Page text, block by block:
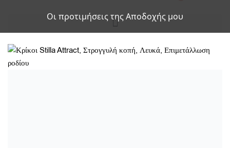
Οι προτιμήσεις της Αποδοχής μου